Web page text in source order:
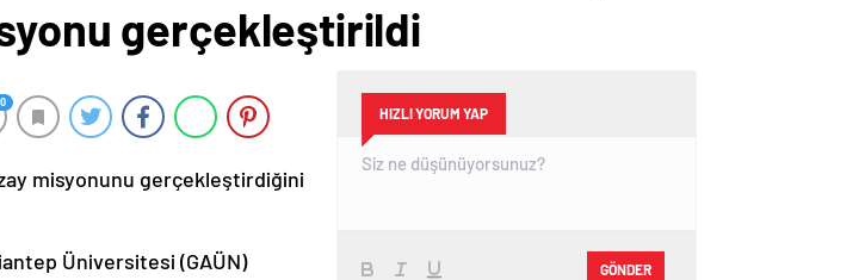
gerçekleştirildi
0
misyonunu gerçekleştirdiğini
Üniversitesi (GAÜN)
HIZLI YORUM YAP
GÖNDER